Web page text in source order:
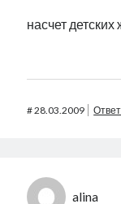
насчет
#28.03.2009
alina